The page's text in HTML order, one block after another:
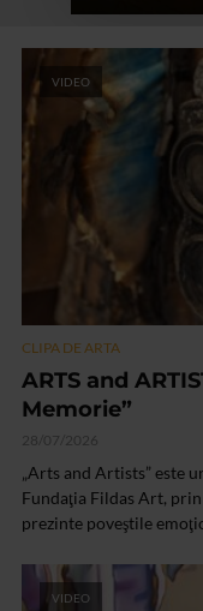
VIDEO
CLIPA DE ARTA
ARTS and
Memorie”
28/07/2026
„Arts and Artists” este
Fundaţia Fildas Art,
prezinte poveştile
VIDEO